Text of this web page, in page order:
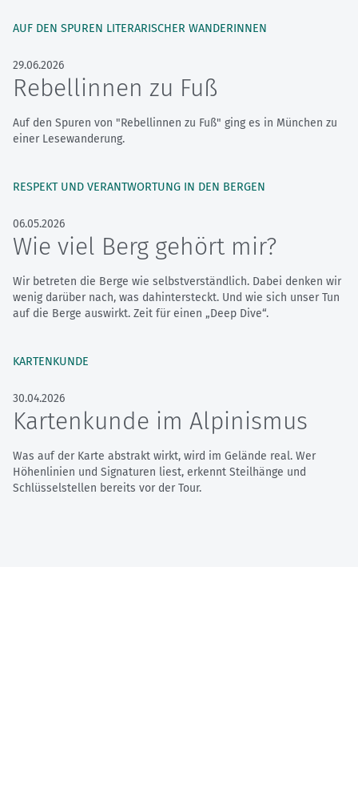
AUF DEN SPUREN LITERARISCHER WANDERINNEN
29.06.2026
Rebellinnen zu Fuß
Auf den Spuren von "Rebellinnen zu Fuß" ging es in München zu
einer Lesewanderung.
RESPEKT UND VERANTWORTUNG IN DEN BERGEN
06.05.2026
Wie viel Berg gehört mir?
Wir betreten die Berge wie selbstverständlich. Dabei denken wir
wenig darüber nach, was dahintersteckt. Und wie sich unser Tun
auf die Berge auswirkt. Zeit für einen „Deep Dive“.
KARTENKUNDE
30.04.2026
Kartenkunde im Alpinismus
Was auf der Karte abstrakt wirkt, wird im Gelände real. Wer
Höhenlinien und Signaturen liest, erkennt Steilhänge und
Schlüsselstellen bereits vor der Tour.